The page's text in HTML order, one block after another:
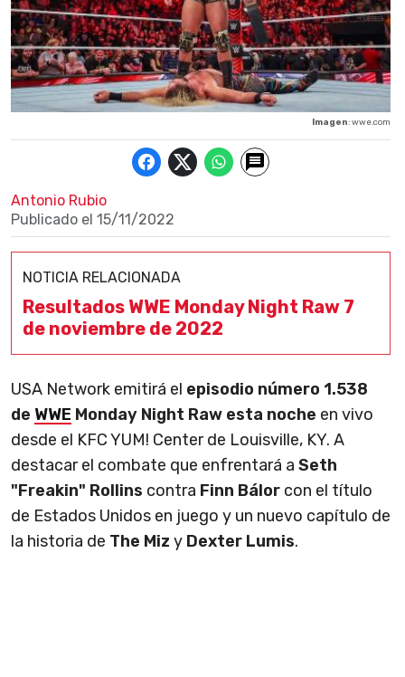
Imagen: wwe.com
Antonio Rubio
Publicado el 15/11/2022
NOTICIA RELACIONADA
Resultados WWE Monday Night Raw 7
de noviembre de 2022
USA Network emitirá el episodio número 1.538
de WWE Monday Night Raw esta noche en vivo
desde el KFC YUM! Center de Louisville, KY. A
destacar el combate que enfrentará a Seth
"Freakin" Rollins contra Finn Bálor con el título
de Estados Unidos en juego y un nuevo capítulo de
la historia de The Miz y Dexter Lumis.